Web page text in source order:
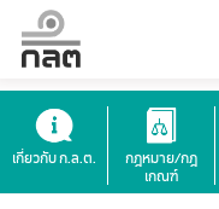
เกี่ยวกับ ก.ล.ต.
กฎหมาย/กฎ
เกณฑ์